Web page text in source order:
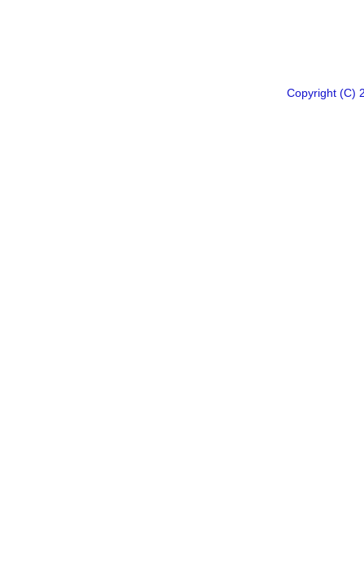
Copyright (C)